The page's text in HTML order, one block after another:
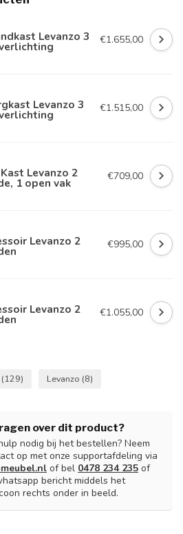
Levanzo 3 €1.655,00
Levanzo 3 €1.515,00
Levanzo 2
1 open vak €709,00
Levanzo 2 €995,00
Levanzo 2 €1.055,00
(129) Levanzo (8)
over dit product?
nodig bij het bestellen? Neem
op met onze supportafdeling via
of bel 0478 234 235 of
bericht middels het
rechts onder in beeld.